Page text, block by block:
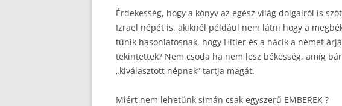
Érdekesség, hogy a könyv az egész világ dolgairól is
Izrael népét is, akiknél például nem látni hogy a
tűnik hasonlatosnak, hogy Hitler és a nácik a német
tekintettek? Nem csoda ha nem lesz békesség, amíg
„kiválasztott népnek” tartja magát.
Miért nem lehetünk simán csak egyszerű EMBEREK ?